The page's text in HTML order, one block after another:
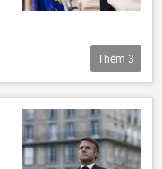
Thêm 3